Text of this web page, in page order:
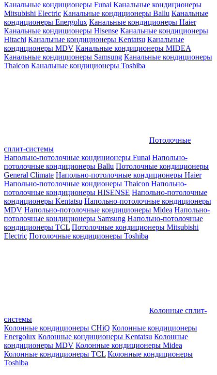
Канальные кондиционеры Funai Канальные кондиционеры
Mitsubishi Electric Канальные кондиционеры Ballu Канальные
кондиционеры Energolux Канальные кондиционеры Haier
Канальные кондиционеры Hisense Канальные кондиционеры
Hitachi Канальные кондиционеры Kentatsu Канальные
кондиционеры MDV Канальные кондиционеры MIDEA
Канальные кондиционеры Samsung Канальные кондиционеры
Thaicon Канальные кондиционеры Toshiba
Потолочные
сплит-системы
Напольно-потолочные кондиционеры Funai Напольно-
потолочные кондиционеры Ballu Потолочные кондиционеры
General Climate Напольно-потолочные кондиционеры Haier
Напольно-потолочные кондионеры Thaicon Напольно-
потолочные кондиционеры HISENSE Напольно-потолочные
кондиционеры Kentatsu Напольно-потолочные кондиционеры
MDV Напольно-потолочные кондиционеры Midea Напольно-
потолочные кондиционеры Samsung Напольно-потолочные
кондиционеры TCL Потолочные кондиционеры Mitsubishi
Electric Потолочные кондиционеры Toshiba
Колонные сплит-
системы
Колонные кондиционеры CHiQ Колонные кондиционеры
Energolux Колонные кондиционеры Kentatsu Колонные
кондиционеры MDV Колонные кондиционеры Midea
Колонные кондиционеры TCL Колонные кондиционеры
Toshiba